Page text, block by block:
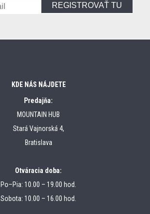
REGISTROVAŤ TU
KDE NÁS NÁJDETE
Predajňa:
MOUNTAIN HUB
Stará Vajnorská 4,
Bratislava
Otváracia doba:
Po–Pia: 10.00 – 19.00 hod.
Sobota: 10.00 – 16.00 hod.